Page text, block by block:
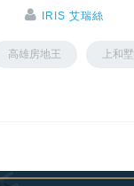
IRIS 艾瑞絲
高雄房地王 上和墅